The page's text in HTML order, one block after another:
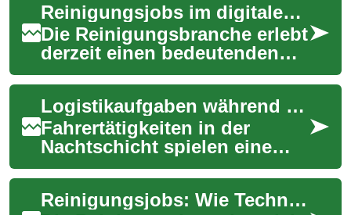
Reinigungsjobs im digitalen Zeitalter: Wie Technologie die Branche verändert
Die Reinigungsbranche erlebt
derzeit einen bedeutenden
Wandel durch den Einsatz
moderner Technologien. Von
digitalen ...
Logistikaufgaben während der Nachtschicht
Fahrertätigkeiten in der
Nachtschicht spielen eine
unverzichtbare Rolle in der
globalen Logistik. Sie
gewährleisten, ...
Reinigungsjobs: Wie Technologie die Branche revolutioniert